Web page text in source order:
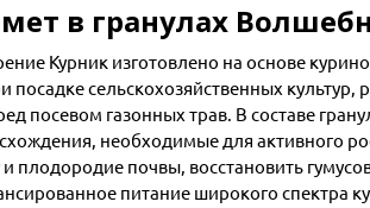
в гранулах
Курник изготовлено на основе
посадке сельскохозяйственных
посевом газонных трав. В составе
необходимые для активного
и плодородие почвы, восстановить
питание широкого спектра